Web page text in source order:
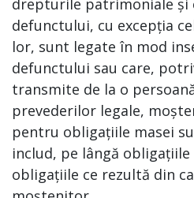
drepturile patrimoniale și
defunctului, cu excepția
lor, sunt legate în mod
defunctului sau care,
transmite de la o
prevederilor legale,
pentru obligațiile masei
includ, pe lângă
obligațiile ce rezultă din